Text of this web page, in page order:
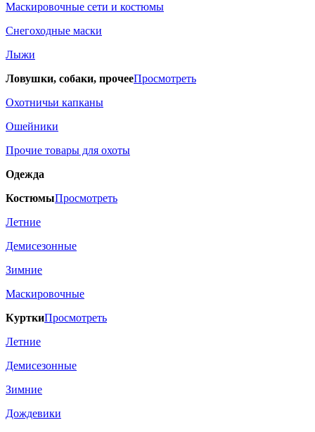
Маскировочные сети и костюмы
Снегоходные маски
Лыжи
Ловушки, собаки, прочееПросмотреть
Охотничьи капканы
Ошейники
Прочие товары для охоты
Одежда
КостюмыПросмотреть
Летние
Демисезонные
Зимние
Маскировочные
КурткиПросмотреть
Летние
Демисезонные
Зимние
Дождевики